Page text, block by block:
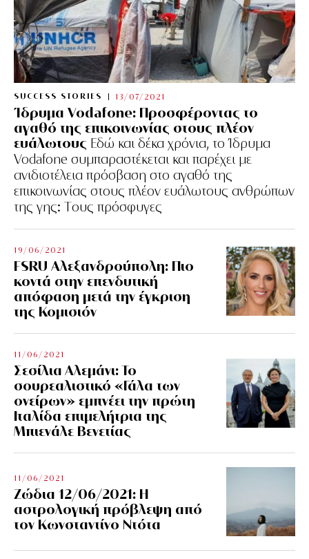
SUCCESS STORIES 13/07/2021
Ίδρυμα Vodafone: Προσφέροντας το
αγαθό της επικοινωνίας στους πλέον
ευάλωτους Εδώ και δέκα χρόνια, το Ίδρυμα
Vodafone συμπαραστέκεται και παρέχει με
ανιδιοτέλεια πρόσβαση στο αγαθό της
επικοινωνίας στους πλέον ευάλωτους ανθρώπων
της γης: Tους πρόσφυγες
19/06/2021
FSRU Αλεξανδρούπολη: Πιο
κοντά στην επενδυτική
απόφαση μετά την έγκριση
της Κομισιόν
11/06/2021
Σεσίλια Αλεμάνι: Το
σουρεαλιστικό «Γάλα των
ονείρων» εμπνέει την πρώτη
Ιταλίδα επιμελήτρια της
Μπιενάλε Βενετίας
11/06/2021
Ζώδια 12/06/2021: Η
αστρολογική πρόβλεψη από
τον Κωνσταντίνο Ντότα